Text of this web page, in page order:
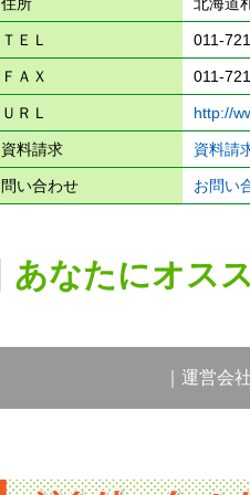
住所 北海道
ＴＥＬ 011-
ＦＡＸ 011-
ＵＲＬ http://
資料請求 資料請
問い合わせ お問い
あなたにオス
運営会社